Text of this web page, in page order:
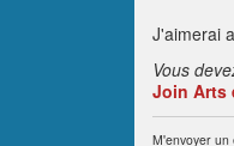
J'aimerai
Vous
Join Arts
M'envoyer un